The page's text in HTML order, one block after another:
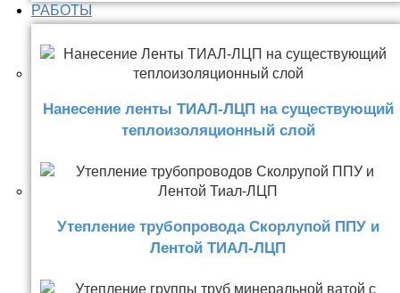
РАБОТЫ
Нанесение ленты ТИАЛ-ЛЦП на существующий
теплоизоляционный слой
Утепление трубопровода Скорлупой ППУ и
Лентой ТИАЛ-ЛЦП